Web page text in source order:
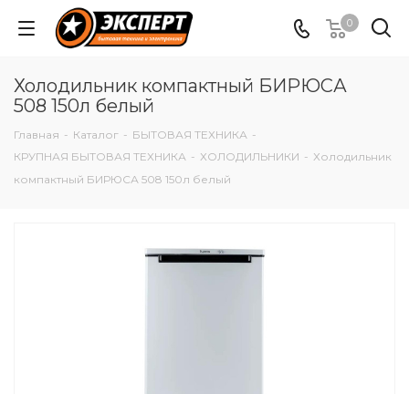
0
Холодильник компактный БИРЮСА
508 150л белый
Главная - Каталог - БЫТОВАЯ ТЕХНИКА -
КРУПНАЯ БЫТОВАЯ ТЕХНИКА - ХОЛОДИЛЬНИКИ - Холодильник
компактный БИРЮСА 508 150л белый